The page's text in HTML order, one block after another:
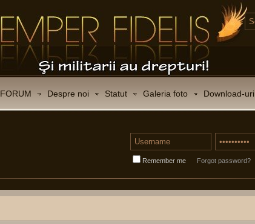
FORUM Despre noi Statut Galeria foto Download-uri
Remember me Forgot password?